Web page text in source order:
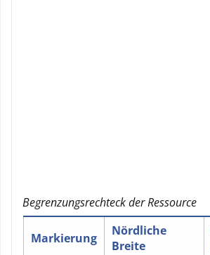
Begrenzungsrechteck der Ressource
Markierung
Nördliche
Breite